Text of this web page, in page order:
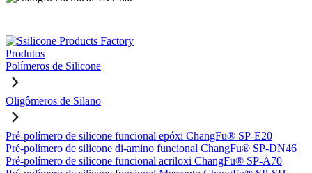
Produtos
Polímeros de Silicone
Oligômeros de Silano
Pré-polímero de silicone funcional epóxi ChangFu® SP-E20
Pré-polímero de silicone di-amino funcional ChangFu® SP-DN46
Pré-polímero de silicone funcional acriloxi ChangFu® SP-A70